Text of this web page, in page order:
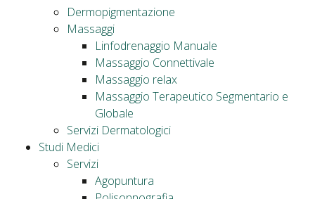
Dermopigmentazione
Massaggi
Linfodrenaggio Manuale
Massaggio Connettivale
Massaggio relax
Massaggio Terapeutico Segmentario e
Globale
Servizi Dermatologici
Studi Medici
Servizi
Agopuntura